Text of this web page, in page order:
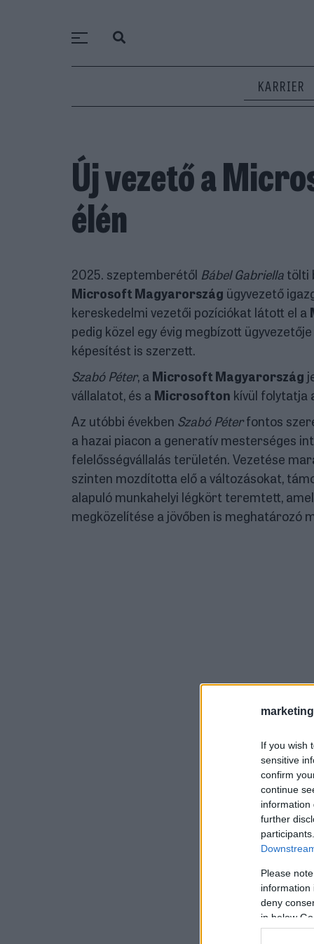
If you wish
sensitive
confirm
continue
information
further
Please
information
deny
in below
KARRIER
Új vezető a
élén
2025. szeptemberétől Bábel Gabriellatölti
Microsoft Magyarország ügyvezető
kereskedelmi vezetői pozíciókat látott el a
pedig közel egy évig megbízott
képesítést is szerzett.
Szabó Péter, a Microsoft Magyarország
vállalatot, és a Microsofton kívül folytatja
Az utóbbi években Szabó Péterfontos
a hazai piacon a generatív mesterséges
felelősségvállalás területén. Vezetése
szinten mozdította elő a változásokat,
alapuló munkahelyi légkört teremtett,
megközelítése a jövőben is meghatározó